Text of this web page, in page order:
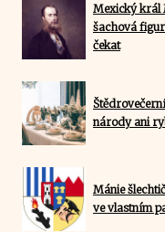
Mexický král
šachová
čekat
národy ani
Mánie
ve vlastním